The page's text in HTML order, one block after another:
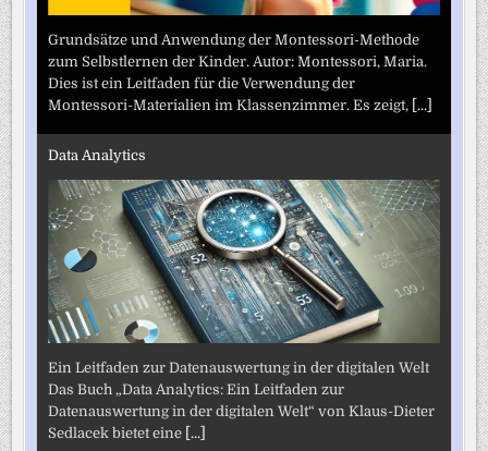
Grundsätze und Anwendung der Montessori-Methode
zum Selbstlernen der Kinder. Autor: Montessori, Maria.
Dies ist ein Leitfaden für die Verwendung der
Montessori-Materialien im Klassenzimmer. Es zeigt,
[...]
Data Analytics
Ein Leitfaden zur Datenauswertung in der digitalen Welt
Das Buch „Data Analytics: Ein Leitfaden zur
Datenauswertung in der digitalen Welt“ von Klaus-Dieter
Sedlacek bietet eine [...]